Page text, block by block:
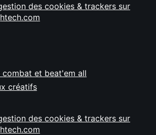
des cookies & trackers sur
combat et beat'em all
créatifs
des cookies & trackers sur